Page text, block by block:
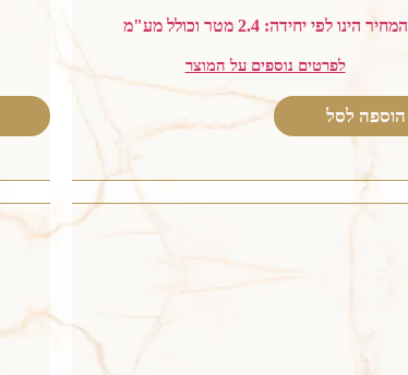
המחיר הינו לפי יחידה: 2.4 מטר וכולל מע"מ
לפרטים נוספים על המוצר
הוספה לסל